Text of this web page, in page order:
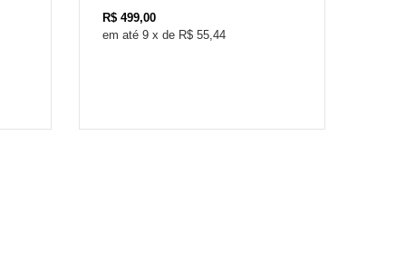
R$ 499,00
9 x de R$ 55,44